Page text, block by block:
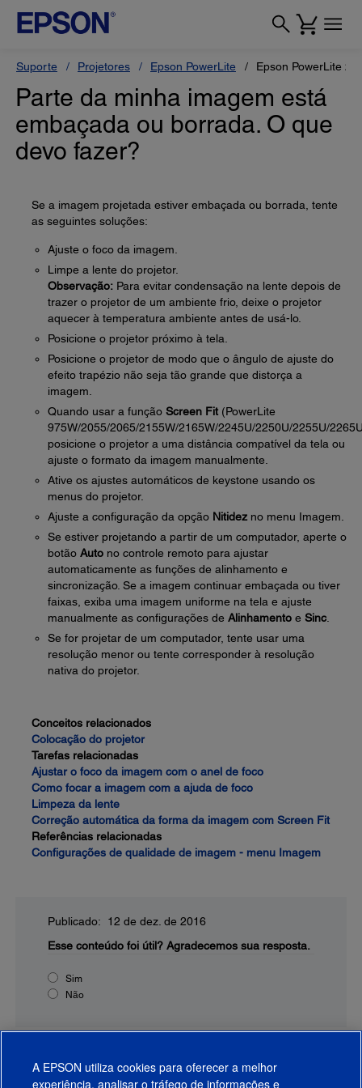
Suporte Projetores Epson PowerLite Epson PowerLite
Parte da minha imagem está
embaçada ou borrada. O que
devo fazer?
Se a imagem projetada estiver embaçada ou borrada, tente
as seguintes soluções:
Ajuste o foco da imagem.
Limpe a lente do projetor.
Observação: Para evitar condensação na lente depois de
trazer o projetor de um ambiente frio, deixe o projetor
aquecer à temperatura ambiente antes de usá-lo.
Posicione o projetor próximo à tela.
Posicione o projetor de modo que o ângulo de ajuste do
efeito trapézio não seja tão grande que distorça a
imagem.
Quando usar a função Screen Fit (PowerLite
975W/2055/2065/2155W/2165W/2245U/2250U/2255U/
posicione o projetor a uma distância compatível da tela ou
ajuste o formato da imagem manualmente.
Ative os ajustes automáticos de keystone usando os
menus do projetor.
Ajuste a configuração da opção Nitidez no menu Imagem.
Se estiver projetando a partir de um computador, aperte o
botão Auto no controle remoto para ajustar
automaticamente as funções de alinhamento e
sincronização. Se a imagem continuar embaçada ou tiver
faixas, exiba uma imagem uniforme na tela e ajuste
manualmente as configurações de Alinhamento e Sinc
Se for projetar de um computador, tente usar uma
resolução menor ou tente corresponder à resolução
nativa do projetor.
Conceitos relacionados
Colocação do projetor
Tarefas relacionadas
Ajustar o foco da imagem com o anel de foco
Como focar a imagem com a ajuda de foco
Limpeza da lente
Correção automática da forma da imagem com Screen Fit
Referências relacionadas
Configurações de qualidade de imagem - menu Imagem
Publicado: 12 de dez. de 2016
Esse conteúdo foi útil? Agradecemos sua resposta.
Sim
Não
A EPSON utiliza cookies para oferecer a melhor
experiência, analisar o tráfego de informações e